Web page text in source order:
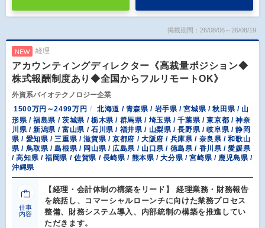
掲載期間：26/08/06～26/08/19
NEW 経理
アカウンティングディレクター《高裁量ポジション◆
株式報酬制度あり◆全国からフルリモートOK》
外資系バイオテクノロジー企業
1500万円～2499万円
北海道 / 青森県 / 岩手県 / 宮城県 / 秋田県 / 山
形県 / 福島県 / 茨城県 / 栃木県 / 群馬県 / 埼玉県 / 千葉県 / 東京都 / 神奈
川県 / 新潟県 / 富山県 / 石川県 / 福井県 / 山梨県 / 長野県 / 岐阜県 / 静岡
県 / 愛知県 / 三重県 / 滋賀県 / 京都府 / 大阪府 / 兵庫県 / 奈良県 / 和歌山
県 / 鳥取県 / 島根県 / 岡山県 / 広島県 / 山口県 / 徳島県 / 香川県 / 愛媛県
/ 高知県 / 福岡県 / 佐賀県 / 長崎県 / 熊本県 / 大分県 / 宮崎県 / 鹿児島県 /
沖縄県
仕事
内容
【経理・会計体制の構築をリード】 経理業務・財務報告
を統括し、コマーシャルローンチに向けた業務プロセス
整備、財務システム導入、内部統制の構築を推進してい
ただきます。